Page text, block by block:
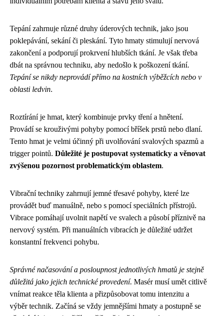
Tepání zahrnuje různé druhy úderových technik, jako jsou
poklepávání, sekání či pleskání. Tyto hmaty stimulují nervová
zakončení a podporují prokrvení hlubších tkání. Je však třeba
dbát na správnou techniku, aby nedošlo k poškození tkání.
Tepání se nikdy neprovádí přímo na kostních výběžcích nebo v
oblasti ledvin.
Roztírání je hmat, který kombinuje prvky tření a hnětení.
Provádí se krouživými pohyby pomocí bříšek prstů nebo dlaní.
Tento hmat je velmi účinný při uvolňování svalových spazmů a
trigger pointů. Důležité je postupovat systematicky a věnovat
zvýšenou pozornost problematickým oblastem.
Vibrační techniky zahrnují jemné třesavé pohyby, které lze
provádět buď manuálně, nebo s pomocí speciálních přístrojů.
Vibrace pomáhají uvolnit napětí ve svalech a působí příznivě na
nervový systém. Při manuálních vibracích je důležité udržet
konstantní frekvenci pohybu.
Správné načasování a posloupnost jednotlivých hmatů je stejně
důležitá jako jejich technické provedení. Masér musí umět citlivě
vnímat reakce těla klienta a přizpůsobovat tomu intenzitu a
výběr technik. Začíná se vždy jemnějšími hmaty a postupně se